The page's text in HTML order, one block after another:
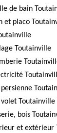
de bain
et placo
Toutainville
Toutainville
bois
et extérieur